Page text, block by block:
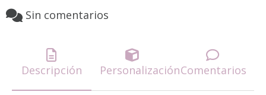
Sin comentarios
Descripción PersonalizaciónComentarios